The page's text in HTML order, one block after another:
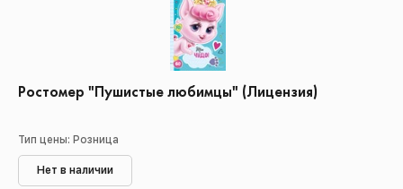
Ростомер "Пушистые любимцы" (Лицензия)
Тип цены: Розница
Нет в наличии